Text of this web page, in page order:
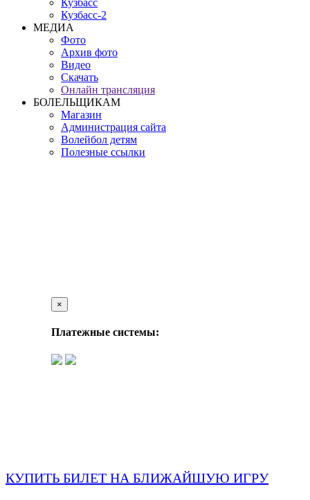
Кузбасс
Кузбасс-2
МЕДИА
Фото
Архив фото
Видео
Скачать
Онлайн трансляция
БОЛЕЛЬЩИКАМ
Магазин
Администрация сайта
Волейбол детям
Полезные ссылки
×
Платежные системы:
КУПИТЬ БИЛЕТ НА БЛИЖАЙШУЮ ИГРУ